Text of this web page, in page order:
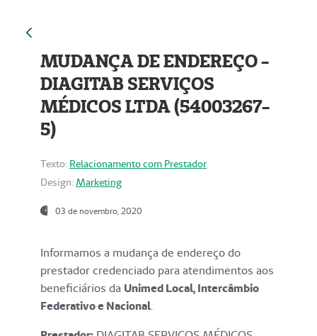
MUDANÇA DE ENDEREÇO -
DIAGITAB SERVIÇOS
MÉDICOS LTDA (54003267-
5)
Texto: Relacionamento com Prestador
Design: Marketing
03 de novembro, 2020
Informamos a mudança de endereço do
prestador credenciado para atendimentos aos
beneficiários da Unimed Local, Intercâmbio
Federativo e Nacional.